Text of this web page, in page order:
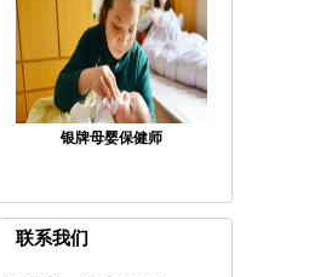
银牌母婴保健师
联系我们